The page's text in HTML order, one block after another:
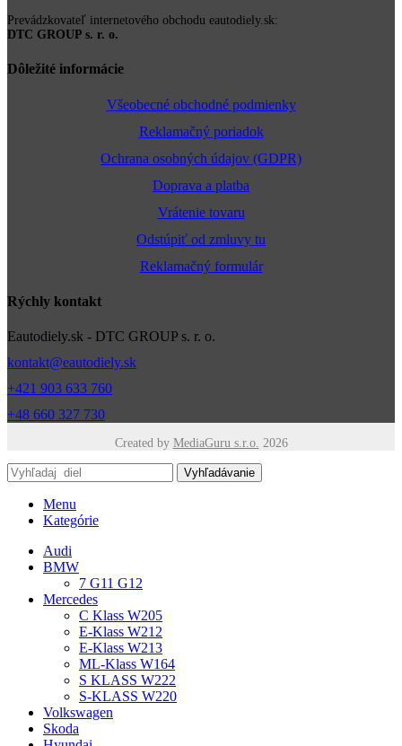
Prevádzkovateľ internetového obchodu eautodiely.sk:
DTC GROUP s. r. o.
Dôležité informácie
Všeobecné obchodné podmienky
Reklamačný poriadok
Ochrana osobných údajov (GDPR)
Doprava a platba
Vrátenie tovaru
Odstúpiť od zmluvy tu
Reklamačný formulár
Rýchly kontakt
Eautodiely.sk - DTC GROUP s. r. o.
kontakt@eautodiely.sk
+421 903 633 760
+48 660 327 730
Created by MediaGuru s.r.o. 2026
Vyhľadávanie
Menu
Kategórie
Audi
BMW
7 G11 G12
Mercedes
C Klass W205
E-Klass W212
E-Klass W213
ML-Klass W164
S KLASS W222
S-KLASS W220
Volkswagen
Skoda